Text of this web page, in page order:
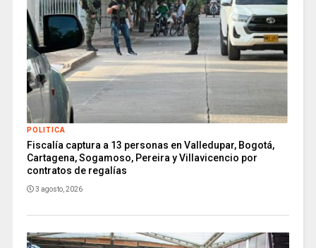
POLITICA
Fiscalía captura a 13 personas en Valledupar, Bogotá,
Cartagena, Sogamoso, Pereira y Villavicencio por
contratos de regalías
3 agosto, 2026